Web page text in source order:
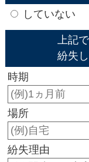
していない
上記
紛失
時期
場所
紛失理由